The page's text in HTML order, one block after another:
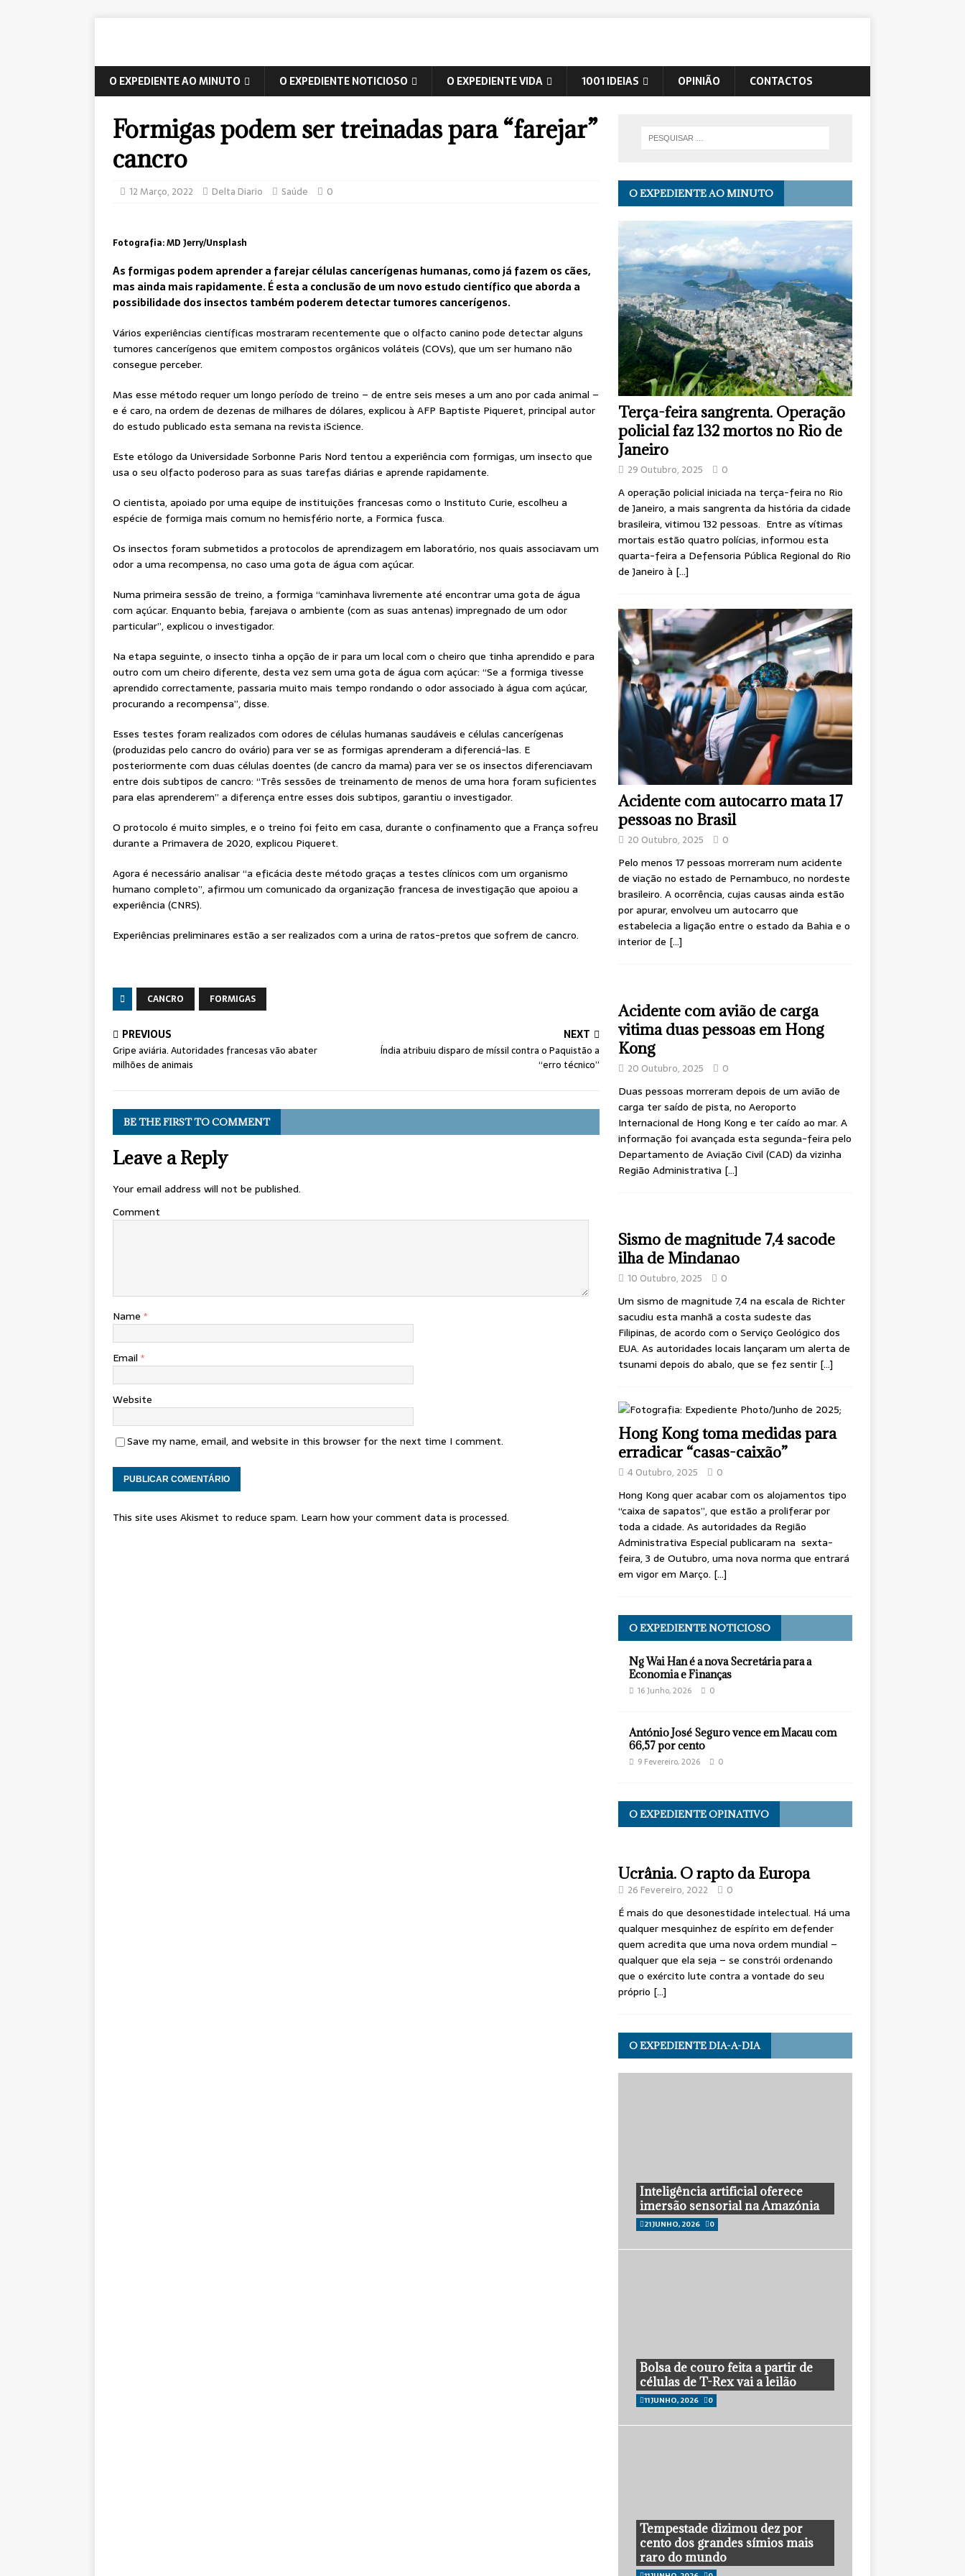
O EXPEDIENTE AO MINUTO O EXPEDIENTE NOTICIOSO O EXPEDIENTE VIDA 1001 IDEIAS OPINIÃO CONTACTOS
Formigas podem ser treinadas para “farejar”
cancro
12 Março, 2022 Delta Diario Saúde 0
Fotografia: MD Jerry/Unsplash
As formigas podem aprender a farejar células cancerígenas humanas, como já fazem os cães,
mas ainda mais rapidamente. É esta a conclusão de um novo estudo científico que aborda a
possibilidade dos insectos também poderem detectar tumores cancerígenos.
Vários experiências científicas mostraram recentemente que o olfacto canino pode detectar alguns
tumores cancerígenos que emitem compostos orgânicos voláteis (COVs), que um ser humano não
consegue perceber.
Mas esse método requer um longo período de treino – de entre seis meses a um ano por cada animal –
e é caro, na ordem de dezenas de milhares de dólares, explicou à AFP Baptiste Piqueret, principal autor
do estudo publicado esta semana na revista iScience.
Este etólogo da Universidade Sorbonne Paris Nord tentou a experiência com formigas, um insecto que
usa o seu olfacto poderoso para as suas tarefas diárias e aprende rapidamente.
O cientista, apoiado por uma equipe de instituições francesas como o Instituto Curie, escolheu a
espécie de formiga mais comum no hemisfério norte, a Formica fusca.
Os insectos foram submetidos a protocolos de aprendizagem em laboratório, nos quais associavam um
odor a uma recompensa, no caso uma gota de água com açúcar.
Numa primeira sessão de treino, a formiga “caminhava livremente até encontrar uma gota de água
com açúcar. Enquanto bebia, farejava o ambiente (com as suas antenas) impregnado de um odor
particular”, explicou o investigador.
Na etapa seguinte, o insecto tinha a opção de ir para um local com o cheiro que tinha aprendido e para
outro com um cheiro diferente, desta vez sem uma gota de água com açúcar: “Se a formiga tivesse
aprendido correctamente, passaria muito mais tempo rondando o odor associado à água com açúcar,
procurando a recompensa”, disse.
Esses testes foram realizados com odores de células humanas saudáveis e células cancerígenas
(produzidas pelo cancro do ovário) para ver se as formigas aprenderam a diferenciá-las. E
posteriormente com duas células doentes (de cancro da mama) para ver se os insectos diferenciavam
entre dois subtipos de cancro: “Três sessões de treinamento de menos de uma hora foram suficientes
para elas aprenderem” a diferença entre esses dois subtipos, garantiu o investigador.
O protocolo é muito simples, e o treino foi feito em casa, durante o confinamento que a França sofreu
durante a Primavera de 2020, explicou Piqueret.
Agora é necessário analisar “a eficácia deste método graças a testes clínicos com um organismo
humano completo”, afirmou um comunicado da organização francesa de investigação que apoiou a
experiência (CNRS).
Experiências preliminares estão a ser realizados com a urina de ratos-pretos que sofrem de cancro.
CANCRO FORMIGAS
PREVIOUS
Gripe aviária. Autoridades francesas vão abater
milhões de animais
NEXT
Índia atribuiu disparo de míssil contra o Paquistão a
“erro técnico”
BE THE FIRST TO COMMENT
Leave a Reply
Your email address will not be published.
Comment
Name *
Email *
Website
Save my name, email, and website in this browser for the next time I comment.
This site uses Akismet to reduce spam. Learn how your comment data is processed.
O EXPEDIENTE AO MINUTO
Terça-feira sangrenta. Operação
policial faz 132 mortos no Rio de
Janeiro
29 Outubro, 2025 0
A operação policial iniciada na terça-feira no Rio
de Janeiro, a mais sangrenta da história da cidade
brasileira, vitimou 132 pessoas. Entre as vítimas
mortais estão quatro polícias, informou esta
quarta-feira a Defensoria Pública Regional do Rio
de Janeiro à […]
Acidente com autocarro mata 17
pessoas no Brasil
20 Outubro, 2025 0
Pelo menos 17 pessoas morreram num acidente
de viação no estado de Pernambuco, no nordeste
brasileiro. A ocorrência, cujas causas ainda estão
por apurar, envolveu um autocarro que
estabelecia a ligação entre o estado da Bahia e o
interior de […]
Acidente com avião de carga
vitima duas pessoas em Hong
Kong
20 Outubro, 2025 0
Duas pessoas morreram depois de um avião de
carga ter saído de pista, no Aeroporto
Internacional de Hong Kong e ter caído ao mar. A
informação foi avançada esta segunda-feira pelo
Departamento de Aviação Civil (CAD) da vizinha
Região Administrativa […]
Sismo de magnitude 7,4 sacode
ilha de Mindanao
10 Outubro, 2025 0
Um sismo de magnitude 7,4 na escala de Richter
sacudiu esta manhã a costa sudeste das
Filipinas, de acordo com o Serviço Geológico dos
EUA. As autoridades locais lançaram um alerta de
tsunami depois do abalo, que se fez sentir […]
Hong Kong toma medidas para
erradicar “casas-caixão”
4 Outubro, 2025 0
Hong Kong quer acabar com os alojamentos tipo
“caixa de sapatos”, que estão a proliferar por
toda a cidade. As autoridades da Região
Administrativa Especial publicaram na sexta-
feira, 3 de Outubro, uma nova norma que entrará
em vigor em Março. […]
O EXPEDIENTE NOTICIOSO
Ng Wai Han é a nova Secretária para a
Economia e Finanças
16 Junho, 2026 0
António José Seguro vence em Macau com
66,57 por cento
9 Fevereiro, 2026 0
O EXPEDIENTE OPINATIVO
Ucrânia. O rapto da Europa
26 Fevereiro, 2022 0
É mais do que desonestidade intelectual. Há uma
qualquer mesquinhez de espírito em defender
quem acredita que uma nova ordem mundial –
qualquer que ela seja – se constrói ordenando
que o exército lute contra a vontade do seu
próprio […]
O EXPEDIENTE DIA-A-DIA
Inteligência artificial oferece
imersão sensorial na Amazónia
21 JUNHO, 2026 0
Bolsa de couro feita a partir de
células de T-Rex vai a leilão
11 JUNHO, 2026 0
Tempestade dizimou dez por
cento dos grandes símios mais
raro do mundo